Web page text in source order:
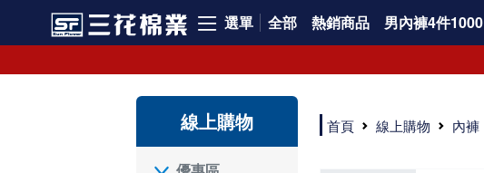
選單 全部 熱銷商品 男內褲4件1000
線上購物 選擇內褲、平口褲、純棉內褲首重品質。舒適、透氣的內褲、平口褲、純棉內褲能影響健康，須謹慎挑選。三花內褲透氣不悶，值得信賴！
三花內褲、平口褲、純棉內褲50年來持續升級，符合人體工學設計，柔軟無勒痕的鬆緊帶。三花內褲是肌膚好友，口碑熱銷！
選擇內褲首重品質。三花內褲50年來不斷升級，證明其卓越品質。符合人體工學剪裁，柔軟無痕鬆緊帶，是必買首選。兼具品質與外型，與肌膚零感接觸，穿著舒適，看來有質感。三花內褲設計獨特，質料優良，專業剪裁，呵護肌膚。新鮮高品質棉材製成，多款選擇，耐洗耐穿，三花內褲絕對首選。
"內褲購買及使用經驗網友來信分享 近年來，我經常在大型連鎖賣場如佳瑪、美華泰等地看到三花內褲的展示。最近一兩年，甚至百貨公司及街頭店鋪都開始大量出現三花專櫃或專賣店。我猜測，這應該是三花在營運策略上的調整，才使得這些改變成為現實。 本來，三花內褲一直是消費者選購內褲時的熱門選項之一。內褲櫃點的增多使我更加注意到這個品牌，因此我在選購內褲時，特意多研究了一下三花內褲的設計。 先從內褲外層包裝談起，有些內褲有PP袋包裝，有些則沒有。雖然這是一件小事，但我發現朋友們中有人會介意內褲包裝沒有PP袋。他們認為沒有PP袋會使包裝不夠精美。對我來說，有PP袋確實能提升包裝的精緻度，但內褲不裝PP袋其實也算是環保。所以，這就看每個人對內褲包裝的需求和感受了。 每次購買內褲時，我都會特別帶一件五片式剪裁的內褲。三花的平口內褲被稱為全國第一件五片式剪裁內褲，這話應該不是隨便說說的，畢竟三花是一個擁有超過50年歷史的老品牌，專注於研發和改良內褲。當初，我覺得這種設計有些花俏，只是圖個新鮮買來試試，結果發現內褲多一片真的有其優勢，尤其是減少了內褲卡屁的次數。雖然這個狀況不可能完全消失，但大大增加了穿著的舒適度。 三花內褲的價格也在我能接受的範圍內，因此它逐漸成為我的心頭好。此外，內褲選購時的另一個重要因素是鬆緊帶。看內褲是否舊了，第一眼通常看鬆緊帶。故意或不小心露出內褲褲頭的時候，印象分數也是由鬆緊帶決定的。 很多內褲品牌強調鬆緊帶的造型及花樣，這類內褲非常適合一些特殊場合，如單身聯誼或約會時穿著，能夠加分不少。日常使用的內褲則建議選擇鬆緊帶不易鬆垮的，花樣其次。三花特別強調內褲鬆緊帶的耐洗度，而其他品牌鮮少提及這一點。 分場合選擇內褲是我的習慣。特殊場合內褲要講究一點，但平日則需要選擇鬆緊帶有保障的內褲。畢竟，內褲是每天陪伴我們超過12個小時的衣物，找到適合自己且耐洗耐穿高CP值的內褲才是最明智的選擇。 內褲畢竟是消耗品，定期更換非常重要。如果內褲沾染到髒污或處於潮濕的環境，就不應該撐太久。這是因為內褲長期接觸身體的重要部位，所以選擇和保養都要謹慎。 以上是我個人的內褲使用分享，並非業配，不代表任何人的立場。內褲還是要以自身體驗最為準確。希望大家都能找到適合自己的內褲，並多多支持台灣品牌。"
首頁 線上購物 內褲